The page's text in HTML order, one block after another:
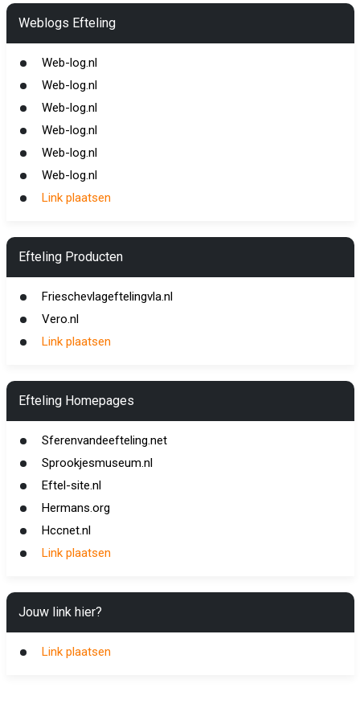
Weblogs Efteling
Web-log.nl
Web-log.nl
Web-log.nl
Web-log.nl
Web-log.nl
Web-log.nl
Link plaatsen
Efteling Producten
Frieschevlageftelingvla.nl
Vero.nl
Link plaatsen
Efteling Homepages
Sferenvandeefteling.net
Sprookjesmuseum.nl
Eftel-site.nl
Hermans.org
Hccnet.nl
Link plaatsen
Jouw link hier?
Link plaatsen